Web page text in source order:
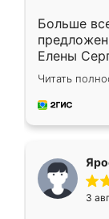
Больше
Елены
короткие
для
Читать
3